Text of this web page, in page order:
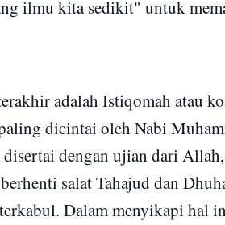
ilmu kita sedikit" untuk
adalah Istiqomah atau
dicintai oleh Nabi
disertai dengan ujian dari
salat Tahajud dan
Dalam menyikapi hal